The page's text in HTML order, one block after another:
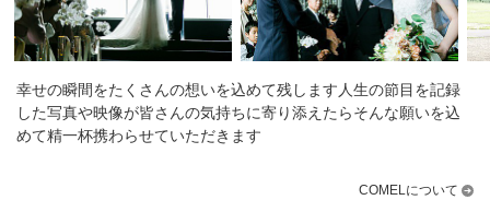
幸せの瞬間をたくさんの想いを込めて残します人生の節目を記録
した写真や映像が皆さんの気持ちに寄り添えたらそんな願いを込
めて精一杯携わらせていただきます
COMELについて